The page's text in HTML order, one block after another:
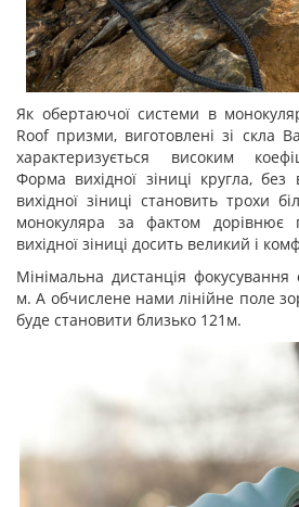
Як обертаючої системи в
Roof призми, виготовлені зі скла
характеризується високим
Форма вихідної зіниці кругла, без
вихідної зіниці становить трохи
монокуляра за фактом дорівнює
вихідної зіниці досить великий і
Мінімальна дистанція фокусування
м. А обчислене нами лінійне поле
буде становити близько 121м.